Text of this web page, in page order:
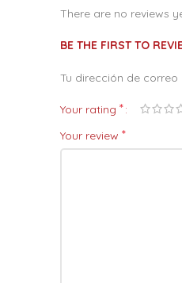
There are no reviews
BE THE FIRST TO
Tu dirección de
Your rating *
Your review *